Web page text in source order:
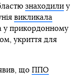
знаходилиу
викликала
у прикордонному
укриття для
що ППО